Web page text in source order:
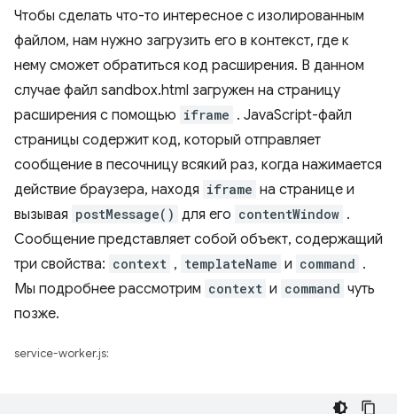
Чтобы сделать что-то интересное с изолированным
файлом, нам нужно загрузить его в контекст, где к
нему сможет обратиться код расширения. В данном
случае файл sandbox.html загружен на страницу
расширения с помощью iframe . JavaScript-файл
страницы содержит код, который отправляет
сообщение в песочницу всякий раз, когда нажимается
действие браузера, находя iframe на странице и
вызывая postMessage() для его contentWindow .
Сообщение представляет собой объект, содержащий
три свойства: context , templateName и command .
Мы подробнее рассмотрим context и command чуть
позже.
service-worker.js: